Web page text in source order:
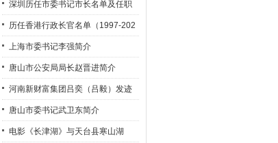
深圳历任市委书记市长名单及任职
时间
历任香港行政长官名单（1997-202
2）
上海市委书记李强简介
唐山市公安局局长赵晋进简介
河南新财富集团吕奕（吕毅）发迹
史
唐山市委书记武卫东简介
电影《长津湖》与天台县寒山湖